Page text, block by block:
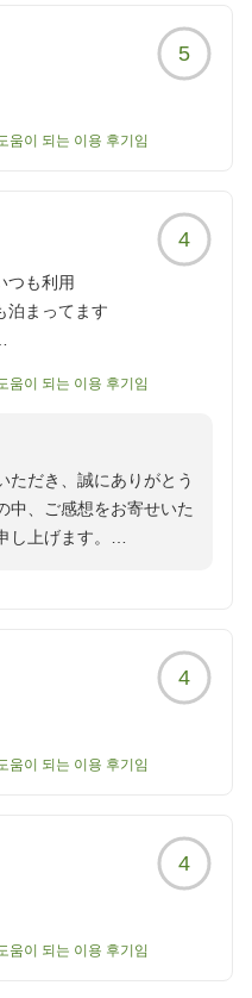
5
움이 되는 이용 후기임
4
つも利用
泊まってます
움이 되는 이용 후기임
ただき、誠にありがとう
中、ご感想をお寄せいた
上げます。
上に努めてまいります。
心よりお待ちしておりま
4
움이 되는 이용 후기임
4
움이 되는 이용 후기임